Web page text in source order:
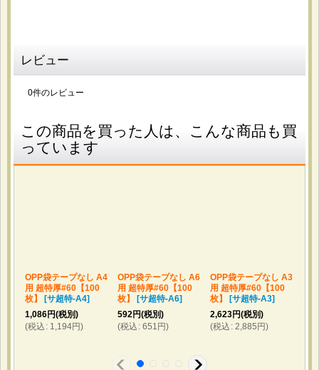
2026-04-17
書類や資料の保管に使います。 日本製で品質が安定してい
した。 しっかりした作りで安心感があり、普段使いにちょ
うど良い厚みです。テープ付きなので保管にも便利です。
す。
透明ブックカバー ライトノベル用 厚口#40【100
レビュー
0件のレビュー
この商品を買った人は、こんな商品も買
っています
OPP袋テープなし A4
用 超特厚#60【100
枚】
[サ超特-A4]
1,086円(税別)
(税込 : 1,194円)
OPP袋テープなし A6
用 超特厚#60【100
枚】
[サ超特-A6]
592円(税別)
(税込 : 651 円)
OPP袋テープなし A3
用 超特厚#60【100
枚】
[サ超特-A3]
2,623円(税別)
(税込 : 2,885円)